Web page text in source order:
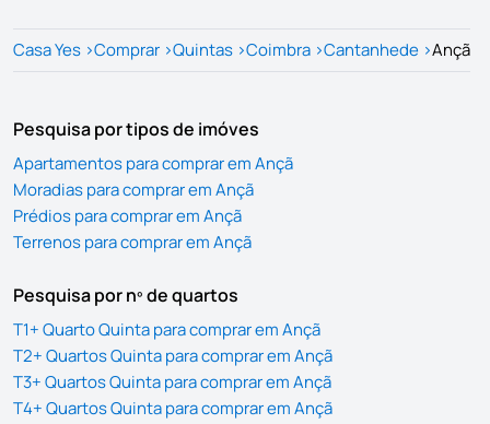
Casa Yes >Comprar >Quintas >Coimbra >Cantanhede >Ançã
Pesquisa por tipos de imóves
Apartamentos para comprar em Ançã
Moradias para comprar em Ançã
Prédios para comprar em Ançã
Terrenos para comprar em Ançã
Pesquisa por nº de quartos
T1+ Quarto Quinta para comprar em Ançã
T2+ Quartos Quinta para comprar em Ançã
T3+ Quartos Quinta para comprar em Ançã
T4+ Quartos Quinta para comprar em Ançã